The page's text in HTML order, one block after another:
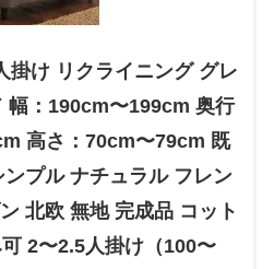
掛け リクライニング グレ
幅：190cm〜199cm 奥行
高さ：70cm〜79cm 既
プル ナチュラル フレン
北欧 無地 完成品 コット
2〜2.5人掛け（100〜